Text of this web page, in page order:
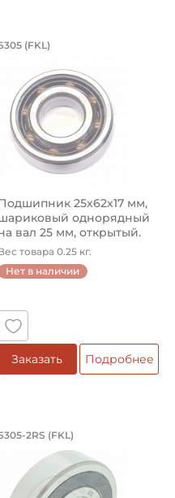
мм, шариковый
(FKL)
25х62х17 мм,
однорядный
вал 25 мм, открытый.
товара 0.25 кг.
Нет в наличии
Заказать Подробнее
мм, шариковый
шариковый однорядный
Подшипник шариковый
2RS (FKL)